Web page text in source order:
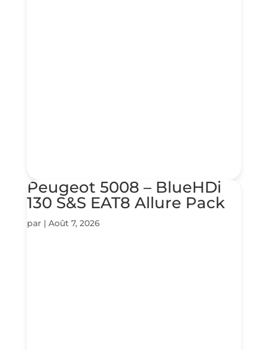
Peugeot 5008 – BlueHDi
130 S&S EAT8 Allure Pack
par | Août 7, 2026